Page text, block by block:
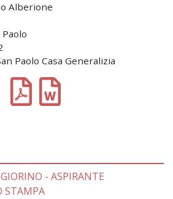
Alberione
Paolo Casa Generalizia
- ASPIRANTE
STAMPA